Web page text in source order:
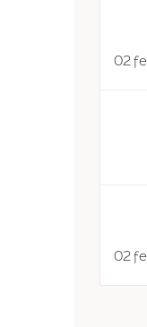
02
02